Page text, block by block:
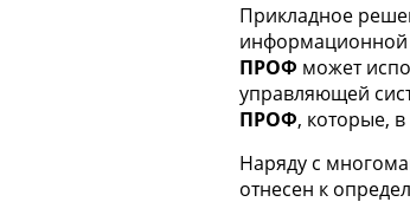
Прикладное
информационной
ПРОФ может
управляющей
ПРОФ, которые,
Наряду с
отнесен к